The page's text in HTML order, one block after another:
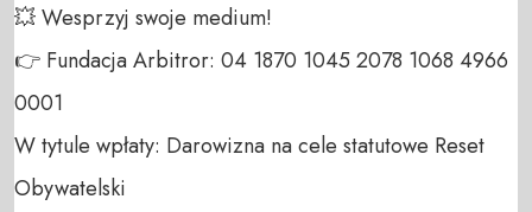
💥 Wesprzyj swoje medium!
👉 Fundacja Arbitror: 04 1870 1045 2078 1068 4966
0001
W tytule wpłaty: Darowizna na cele statutowe Reset
Obywatelski